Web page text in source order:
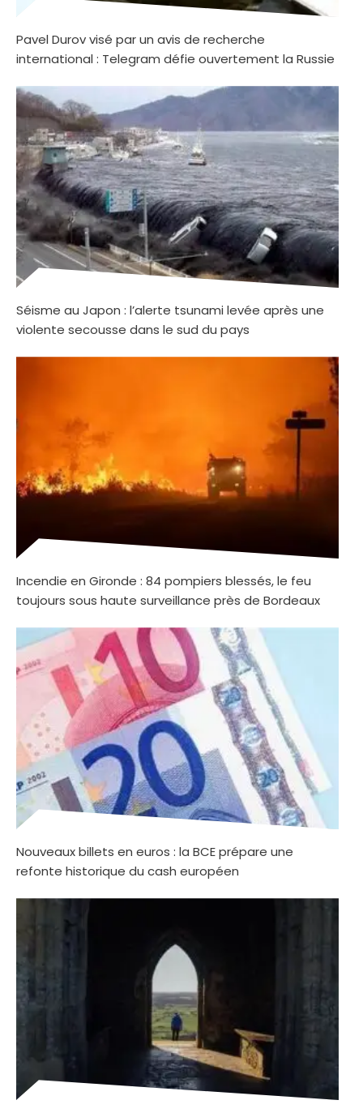
Pavel Durov visé par un avis de recherche
international : Telegram défie ouvertement la Russie
Séisme au Japon : l’alerte tsunami levée après une
violente secousse dans le sud du pays
Incendie en Gironde : 84 pompiers blessés, le feu
toujours sous haute surveillance près de Bordeaux
Nouveaux billets en euros : la BCE prépare une
refonte historique du cash européen